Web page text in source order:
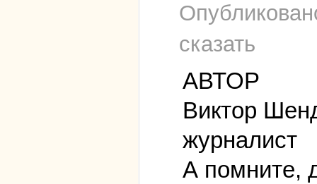
сказать
АВТОР
Виктор
журналист
А помните,